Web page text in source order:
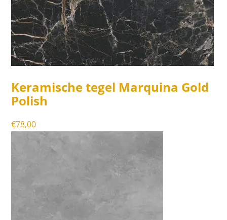
Keramische tegel Marquina Gold
Polish
€78,00